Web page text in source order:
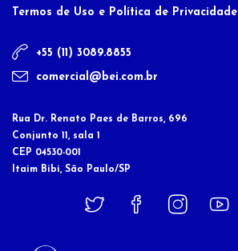
Termos de Uso e Política de Privacidade
+55 (11) 3089.8855
comercial@bei.com.br
Rua Dr. Renato Paes de Barros, 696
Conjunto 11, sala 1
CEP 04530-001
Itaim Bibi, São Paulo/SP